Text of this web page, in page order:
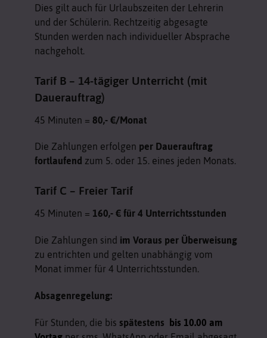
Dies gilt auch für Urlaubszeiten der Lehrerin
und der Schülerin. Rechtzeitig abgesagte
Stunden werden nach individueller Absprache
nachgeholt.
Tarif B – 14-tägiger Unterricht (mit
Dauerauftrag)
45 Minuten = 80,- €/Monat
Die Zahlungen erfolgen per Dauerauftrag
fortlaufend zum 5. oder 15. eines jeden Monats.
Tarif C – Freier Tarif
45 Minuten = 160,- € für 4 Unterrichtsstunden
Die Zahlungen sind im Voraus per Überweisung
zu entrichten und gelten unabhängig vom
Monat immer für 4 Unterrichtsstunden.
Absagenregelung:
Für Stunden, die bis spätestens
bis 10.00 am